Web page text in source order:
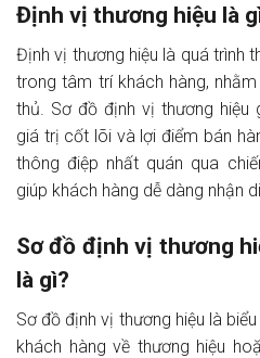
Định vị thương hiệu là
Định vị thương hiệu là quá trình
trong tâm trí khách hàng,
thủ. Sơ đồ định vị thương hiệu
giá trị cốt lõi và lợi điểm bán
thông điệp nhất quán qua
giúp khách hàng dễ dàng nhận
Sơ đồ định vị thương
là gì?
Sơ đồ định vị thương hiệu là
khách hàng về thương hiệu